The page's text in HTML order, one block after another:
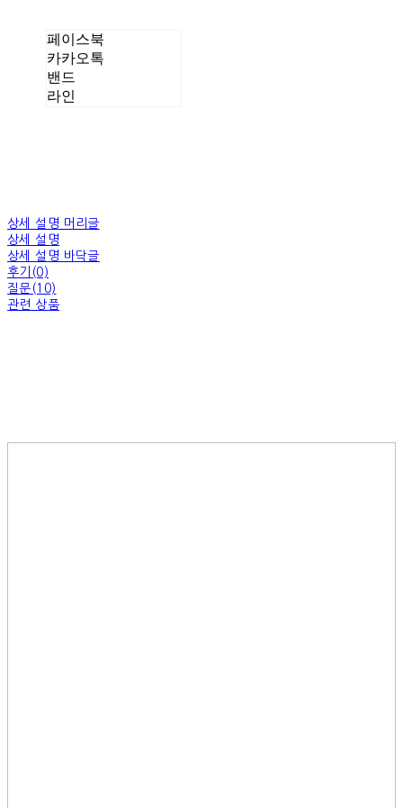
페이스북
카카오톡
밴드
라인
상세 설명 머리글
상세 설명
상세 설명 바닥글
후기(0)
질문(10)
관련 상품